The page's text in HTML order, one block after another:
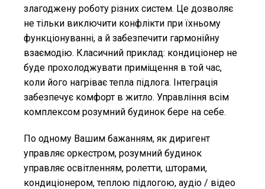
злагоджену роботу різних систем. Це дозволяє
не тільки виключити конфлікти при їхньому
функціонуванні, а й забезпечити гармонійну
взаємодію. Класичний приклад: кондиціонер не
буде прохолоджувати приміщення в той час,
коли його нагріває тепла підлога. Інтеграція
забезпечує комфорт в житло. Управління всім
комплексом розумний будинок бере на себе.
По одному Вашим бажанням, як диригент
управляє оркестром, розумний будинок
управляє освітленням, ролетти, шторами,
кондиціонером, теплою підлогою, аудіо / відео